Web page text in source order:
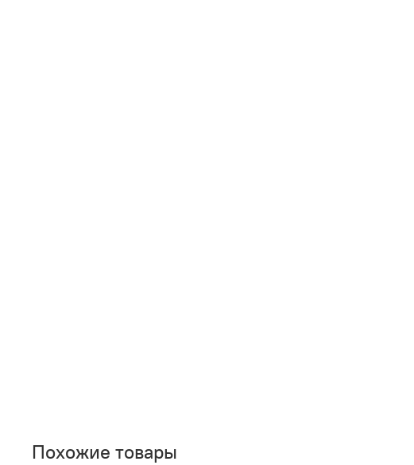
Похожие товары